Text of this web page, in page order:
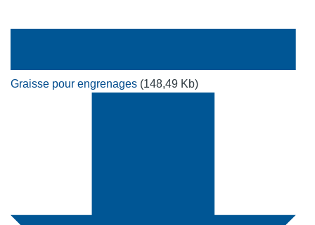
Graisse pour engrenages (148,49 Kb)